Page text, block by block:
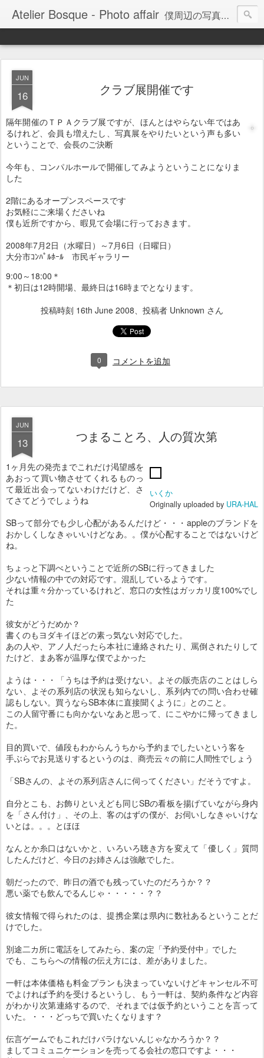
Atelier Bosque - Photo affair 僕周辺の写真にまつわる話題、写真を通して感じるコトをまとめてみようかと。。。
JUN
16 クラブ展開催です
隔年開催のＴＰＡクラブ展ですが、ほんとはやらない年ではあ
るけれど、会員も増えたし、写真展をやりたいという声も多い
ということで、会長のご決断
今年も、コンパルホールで開催してみようということになりま
した
2階にあるオープンスペースです
お気軽にご来場くださいね
僕も近所ですから、暇見て会場に行っておきます。
2008年7月2日（水曜日）～7月6日（日曜日）
大分市ｺﾝﾊﾟﾙﾎｰﾙ 市民ギャラリー
9:00～18:00＊
＊初日は12時開場、最終日は16時までとなります。
投稿時刻 16th June 2008、投稿者 Unknown さん
0 コメントを追加
JUN
13 つまることろ、人の質次第
いくか
Originally uploaded by URA-HAL
1ヶ月先の発売までこれだけ渇望感を
あおって買い物させてくれるものっ
て最近出会ってないわけだけど、さ
てさてどうでしょうね
SBって部分でも少し心配があるんだけど・・・appleのブランドを
おかしくしなきゃいいけどなあ。。僕が心配することではないけど
ね。
ちょっと下調べということで近所のSBに行ってきました
少ない情報の中での対応です。混乱しているようです。
それは重々分かっているけれど、窓口の女性はガッカリ度100%でし
た
彼女がどうだめか？
書くのもヨダキイほどの素っ気ない対応でした。
あの人や、アノ人だったら本社に連絡されたり、罵倒されたりして
たけど、まあ客が温厚な僕でよかった
ようは・・・「うちは予約は受けない。よその販売店のことはしら
ない、よその系列店の状況も知らないし、系列内での問い合わせ確
認もしない。買うならSB本体に直接聞くように」とのこと。
この人留守番にも向かないなあと思って、にこやかに帰ってきまし
た。
目的買いで、値段もわからんうちから予約までしたいという客を
手ぶらでお見送りするというのは、商売云々の前に人間性でしょう
「SBさんの、よその系列店さんに伺ってください」だそうですよ。
自分とこも、お飾りといえども同じSBの看板を揚げていながら身内
を「さん付け」、その上、客のはずの僕が、お伺いしなきゃいけな
いとは。。。とほほ
なんとか糸口はないかと、いろいろ聴き方を変えて「優しく」質問
したんだけど、今日のお姉さんは強敵でした。
朝だったので、昨日の酒でも残っていたのだろうか？？
悪い薬でも飲んでるんじゃ・・・・・？？
彼女情報で得られたのは、提携企業は県内に数社あるということだ
けでした。
別途二カ所に電話をしてみたら、案の定「予約受付中」でした
でも、こちらへの情報の伝え方には、差がありました。
一軒は本体価格も料金プランも決まっていないけどキャンセル不可
でよければ予約を受けるというし、もう一軒は、契約条件など内容
がわかり次第連絡するので、それまでは仮予約ということを言って
いた。・・・どっちで買いたくなります？
伝言ゲームでもこれだけバラけないんじゃなかろうか？？
ましてコミュニケーションを売ってる会社の窓口ですよ・・・